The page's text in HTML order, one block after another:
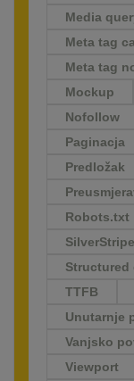
Media
Meta tag
Meta tag
Mockup
Nofollow
Paginacja
Predložak
Robots.txt
SilverStripe
Structured
TTFB
Unutarnje
Vanjsko
Viewport